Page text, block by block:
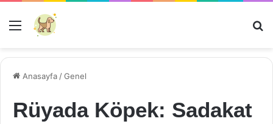
Menü
Anasayfa /Genel
Rüyada Köpek: Sadakat